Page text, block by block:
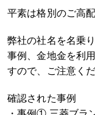
平素は格別のご高
弊社の社名を名乗
事例、金地金を利
すので、ご注意く
確認された事例